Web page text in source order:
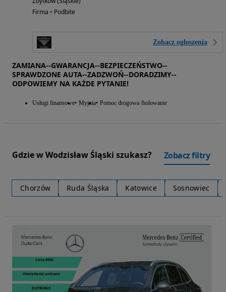
Firma • Podbite
Zobacz ogłoszenia
ZAMIANA--GWARANCJA--BEZPIECZEŃSTWO--
SPRAWDZONE AUTA--ZADZWOŃ--DORADZIMY--
ODPOWIEMY NA KAŻDE PYTANIE!
Usługi finansowe Myjnia Pomoc drogowa /holowanie
Gdzie w Wodzisław Śląski szukasz? Zobacz filtry
Chorzów Ruda Śląska Katowice Sosnowiec